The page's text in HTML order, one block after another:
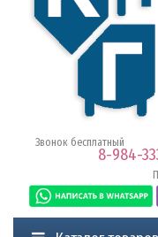
8-984-
Звонок бесплатный